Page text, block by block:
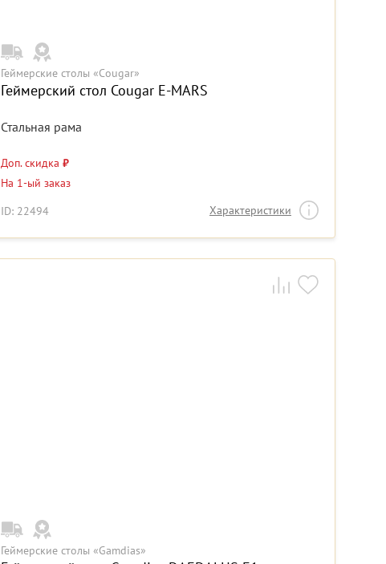
Геймерские столы «Cougar»
Геймерский стол Cougar E-MARS
Стальная рама
Доп. скидка ₽
На 1-ый заказ
ID: 22494
Характеристики
Геймерские столы «Gamdias»